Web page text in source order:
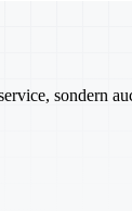
sondern